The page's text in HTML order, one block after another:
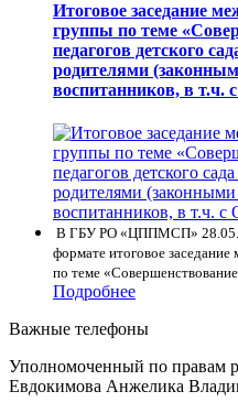
Итоговое заседание
группы по теме
педагогов детского
родителями
воспитанников, в т.ч.
В ГБУ РО «ЦППМСП»
формате итоговое
по теме
Подробнее
Важные телефоны
Уполномоченный по правам
Евдокимова Анжелика